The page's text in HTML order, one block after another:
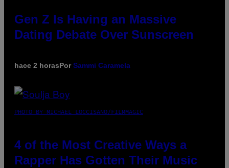
Gen Z Is Having an Massive
Dating Debate Over Sunscreen
hace 2 horasPorSammi Caramela
PHOTO BY MICHAEL LOCCISANO/FILMMAGIC
4 of the Most Creative Ways a
Rapper Has Gotten Their Music